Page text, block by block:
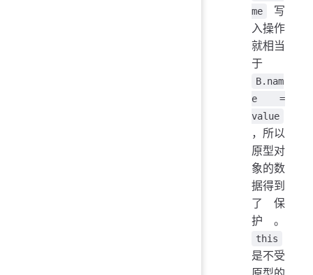
me
写
入操作
就相当
于
B.nam
e =
value
，所以
原型对
象的数
据得到
了保
护。
this
是不受